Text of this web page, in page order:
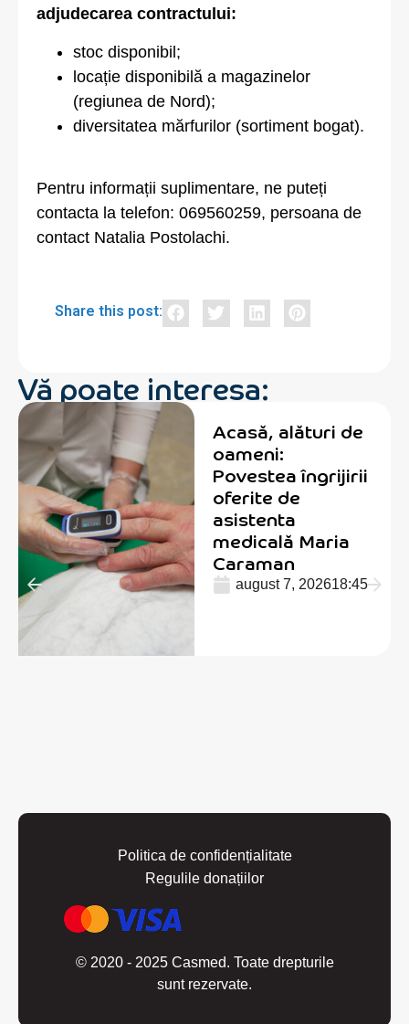
adjudecarea contractului:
stoc disponibil;
locație disponibilă a magazinelor
(regiunea de Nord);
diversitatea mărfurilor (sortiment bogat).
Pentru informații suplimentare, ne puteți
contacta la telefon: 069560259, persoana de
contact Natalia Postolachi.
Share this post:
Vă poate interesa:
Acasă, alături de
oameni:
Povestea îngrijirii
oferite de
asistenta
medicală Maria
Caraman
august 7, 202618:45
© 2020 - 2025 Casmed. Toate drepturile
sunt rezervate.
Politica de confidențialitate
Regulile donațiilor